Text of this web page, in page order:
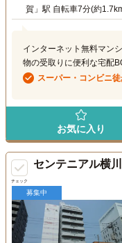
賀」駅 自転車7分(約
インターネット無料マン
物の受取りに便利な宅配
スーパー・コンビニ
お気に入り
チェック
センテニアル横川
募集中